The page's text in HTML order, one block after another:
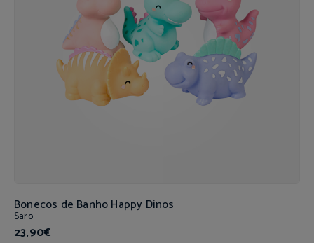
Bonecos de Banho Happy Dinos
Saro
23,90€